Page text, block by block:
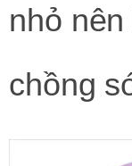
nhỏ
chồng